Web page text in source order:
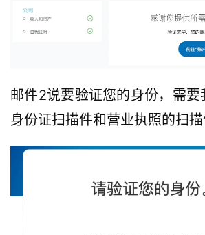
邮件2说要验证您的身份，需要
身份证扫描件和营业执照的扫描